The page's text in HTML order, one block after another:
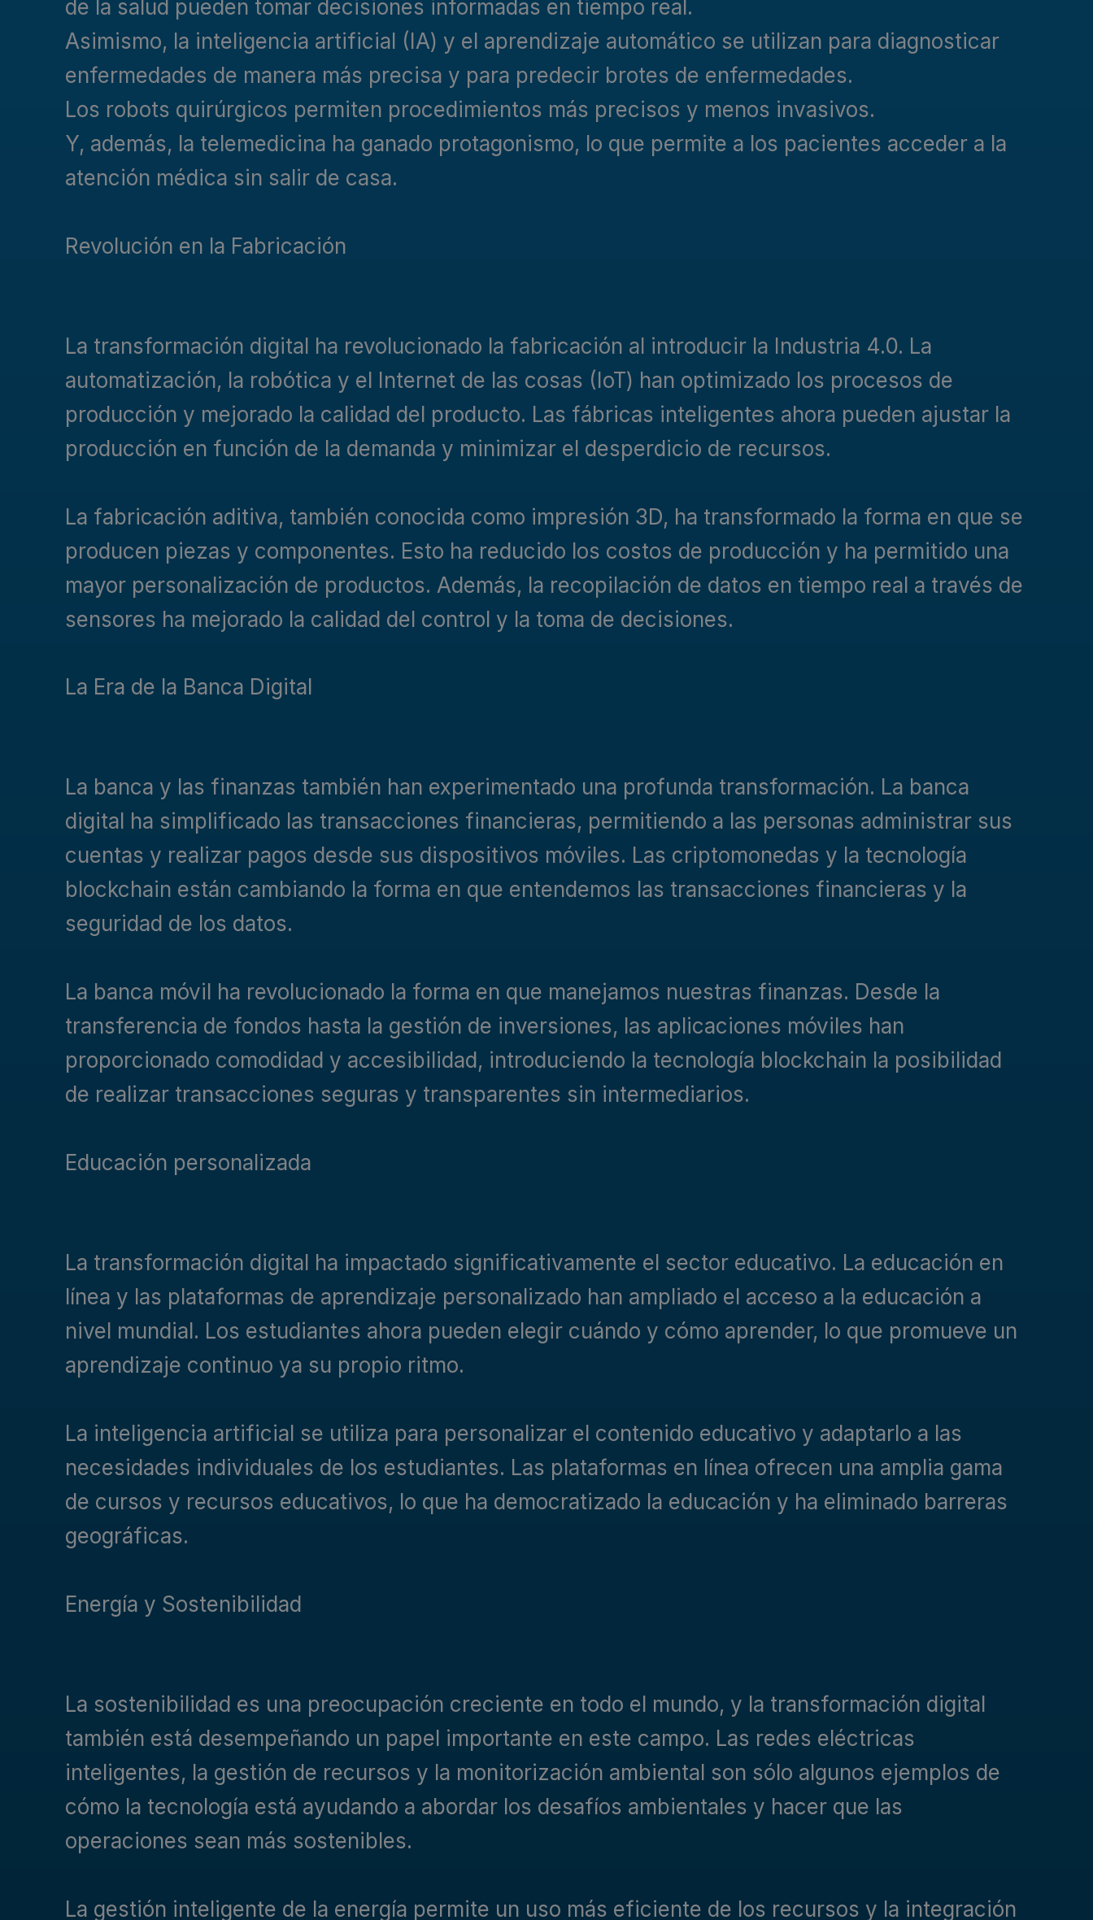
de la salud pueden tomar decisiones informadas en tiempo real.
Asimismo, la inteligencia artificial (IA) y el aprendizaje automático se utilizan para diagnosticar
enfermedades de manera más precisa y para predecir brotes de enfermedades.
Los robots quirúrgicos permiten procedimientos más precisos y menos invasivos.
Y, además, la telemedicina ha ganado protagonismo, lo que permite a los pacientes acceder a la
atención médica sin salir de casa.
Revolución en la Fabricación
La transformación digital ha revolucionado la fabricación al introducir la Industria 4.0. La
automatización, la robótica y el Internet de las cosas (IoT) han optimizado los procesos de
producción y mejorado la calidad del producto. Las fábricas inteligentes ahora pueden ajustar la
producción en función de la demanda y minimizar el desperdicio de recursos.
La fabricación aditiva, también conocida como impresión 3D, ha transformado la forma en que se
producen piezas y componentes. Esto ha reducido los costos de producción y ha permitido una
mayor personalización de productos. Además, la recopilación de datos en tiempo real a través de
sensores ha mejorado la calidad del control y la toma de decisiones.
La Era de la Banca Digital
La banca y las finanzas también han experimentado una profunda transformación. La banca
digital ha simplificado las transacciones financieras, permitiendo a las personas administrar sus
cuentas y realizar pagos desde sus dispositivos móviles. Las criptomonedas y la tecnología
blockchain están cambiando la forma en que entendemos las transacciones financieras y la
seguridad de los datos.
La banca móvil ha revolucionado la forma en que manejamos nuestras finanzas. Desde la
transferencia de fondos hasta la gestión de inversiones, las aplicaciones móviles han
proporcionado comodidad y accesibilidad, introduciendo la tecnología blockchain la posibilidad
de realizar transacciones seguras y transparentes sin intermediarios.
Educación personalizada
La transformación digital ha impactado significativamente el sector educativo. La educación en
línea y las plataformas de aprendizaje personalizado han ampliado el acceso a la educación a
nivel mundial. Los estudiantes ahora pueden elegir cuándo y cómo aprender, lo que promueve un
aprendizaje continuo ya su propio ritmo.
La inteligencia artificial se utiliza para personalizar el contenido educativo y adaptarlo a las
necesidades individuales de los estudiantes. Las plataformas en línea ofrecen una amplia gama
de cursos y recursos educativos, lo que ha democratizado la educación y ha eliminado barreras
geográficas.
Energía y Sostenibilidad
La sostenibilidad es una preocupación creciente en todo el mundo, y la transformación digital
también está desempeñando un papel importante en este campo. Las redes eléctricas
inteligentes, la gestión de recursos y la monitorización ambiental son sólo algunos ejemplos de
cómo la tecnología está ayudando a abordar los desafíos ambientales y hacer que las
operaciones sean más sostenibles.
La gestión inteligente de la energía permite un uso más eficiente de los recursos y la integración